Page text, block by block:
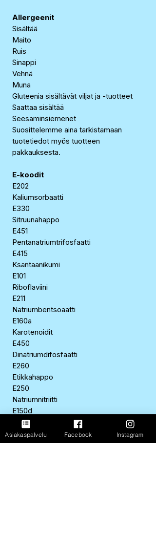
Allergeenit
Sisältää
Maito
Ruis
Sinappi
Vehnä
Muna
Gluteenia sisältävät viljat ja -tuotteet
Saattaa sisältää
Seesaminsiemenet
Suosittelemme aina tarkistamaan
tuotetiedot myös tuotteen
pakkauksesta.
E-koodit
E202
Kaliumsorbaatti
E330
Sitruunahappo
E451
Pentanatriumtrifosfaatti
E415
Ksantaanikumi
E101
Riboflaviini
E211
Natriumbentsoaatti
E160a
Karotenoidit
E450
Dinatriumdifosfaatti
E260
Etikkahappo
E250
Natriumnitriitti
E150d
Ammoniumsulfiittimenetelmän
sokerikulööri
E316
Asiakaspalvelu Facebook Instagram